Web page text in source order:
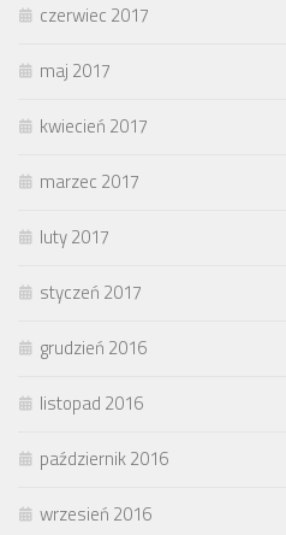
czerwiec 2017
maj 2017
kwiecień 2017
marzec 2017
luty 2017
styczeń 2017
grudzień 2016
listopad 2016
październik 2016
wrzesień 2016